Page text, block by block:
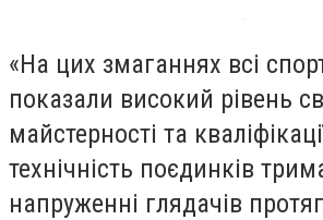
«На цих змаганнях всі
показали високий рівень
майстерності та
технічність поєдинків
напруженні глядачів